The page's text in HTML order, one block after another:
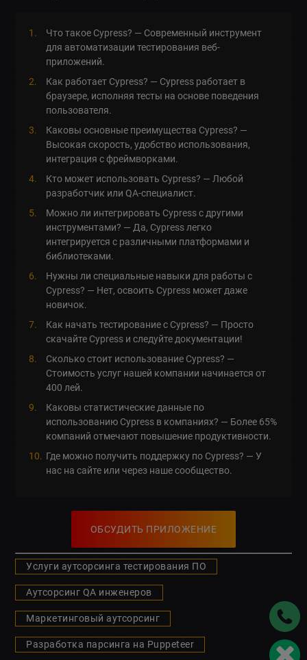
Что такое Cypress? — Современный инструмент
для автоматизации тестирования веб-
приложений.
Как работает Cypress? — Cypress работает в
браузере, исполняя тесты на основе поведения
пользователя.
Каковы основные преимущества Cypress? —
Высокая скорость, удобство использования,
интеграция с фреймворками.
Кто может использовать Cypress? — Любой
разработчик или QA-специалист.
Можно ли интегрировать Cypress с другими
инструментами? — Да, Cypress легко
интегрируется с различными платформами и
библиотеками.
Нужны ли специальные навыки для работы с
Cypress? — Нет, освоить Cypress может даже
новичок.
Как начать тестирование с Cypress? — Просто
скачайте Cypress и следуйте документации!
Сколько стоит использование Cypress? —
Стоимость услуг нашей компании начинается от
400 лей.
Каковы статистические данные по
использованию Cypress в компаниях? — Более 65%
компаний отмечают повышение продуктивности.
Где можно получить поддержку по Cypress? — У
нас на сайте или через наше сообщество.
ОБСУДИТЬ ПРИЛОЖЕНИЕ
Услуги аутсорсинга тестирования ПО
Аутсорсинг QA инженеров
Маркетинговый аутсорсинг
Разработка парсинга на Puppeteer